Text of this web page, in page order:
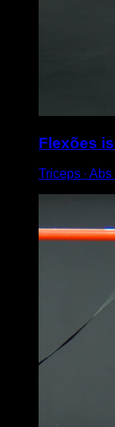
Flexões
Triceps ∙